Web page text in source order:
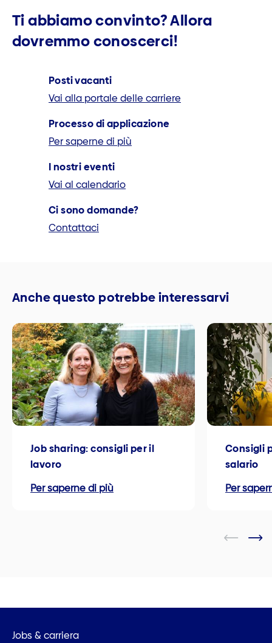
Ti abbiamo convinto? Allora
dovremmo conoscerci!
Posti vacanti
Vai alla portale delle carriere
Processo di applicazione
Per saperne di più
I nostri eventi
Vai al calendario
Ci sono domande?
Contattaci
Anche questo potrebbe interessarvi
Job sharing: consigli per il
lavoro
Per saperne di più
Consigli
salario
Per
Jobs & carriera